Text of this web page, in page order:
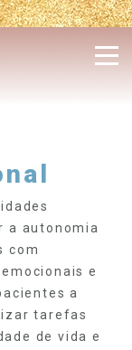
a autonomia
com
e
a
tarefas
de vida e